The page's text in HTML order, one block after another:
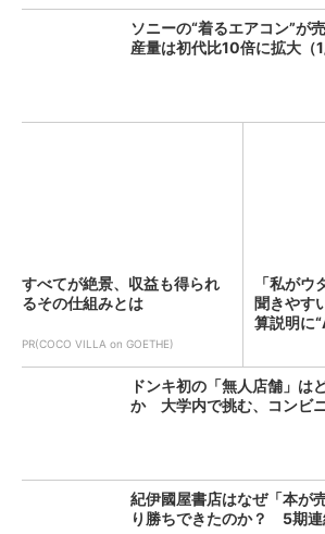
ソニーの“着るエアコン”
産量は初代比10倍に拡大（
すべてが絶景、収益も得られ
るその仕組みとは
PR(COCO VILLA on GOETHE)
「私がウ
聞きやす
算説明に
ドンキ初の「無人店舗」は
か 大学内で挑む、コンビ
紀伊國屋書店はなぜ「本が
り勝ちできたのか？ 5期連